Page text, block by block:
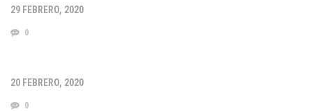
29 FEBRERO, 2020
0
20 FEBRERO, 2020
0